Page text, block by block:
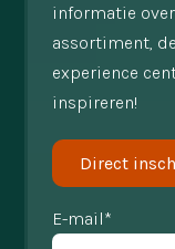
informatie
assortiment,
experience
inspireren!
Direct
E-mail*